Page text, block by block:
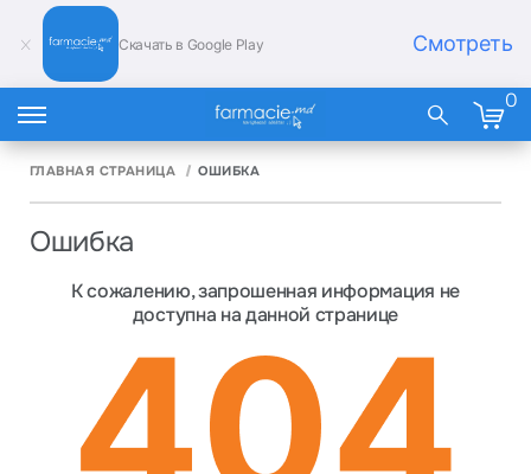
Скачать в Google Play Смотреть
0
ГЛАВНАЯ СТРАНИЦА ОШИБКА
Ошибка
К сожалению, запрошенная информация не
доступна на данной странице